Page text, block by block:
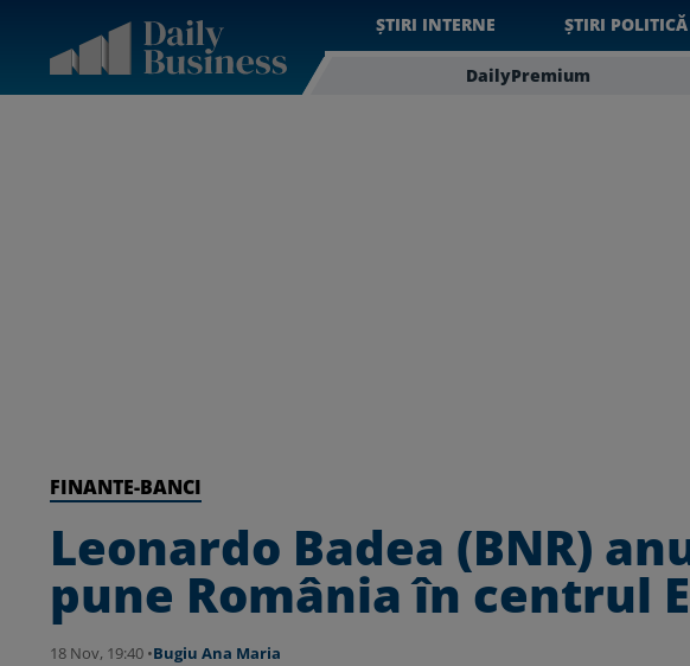
ȘTIRI INTERNE ȘTIRI POLITICĂ
DailyPremium
FINANTE-BANCI
Leonardo Badea (BNR)
pune România în centrul
18 Nov, 19:40 •Bugiu ⁠Ana Maria